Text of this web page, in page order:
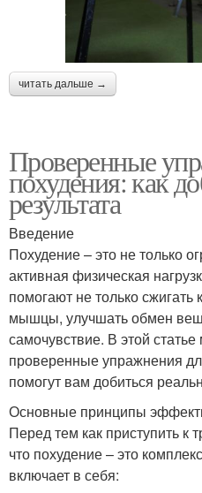
читать дальше →
Проверенные
похудения: как
результата
Введение
Похудение – это не только
активная физическая
помогают не только сжигать
мышцы, улучшать обмен
самочувствие. В этой
проверенные упражнения
помогут вам добиться
Основные принципы
Перед тем как приступить к
что похудение – это
включает в себя: